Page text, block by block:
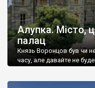
Алупка. Місто,
палац
Князь Воронцов був чи
часу, але давайте не